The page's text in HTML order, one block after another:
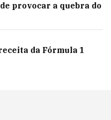
provocar a quebra do
da Fórmula 1